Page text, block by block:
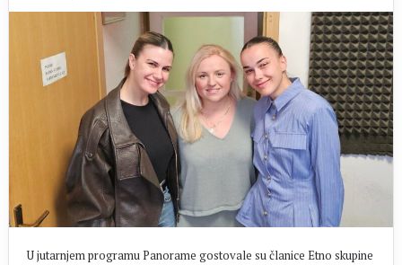
U jutarnjem programu Panorame gostovale su članice Etno skupine